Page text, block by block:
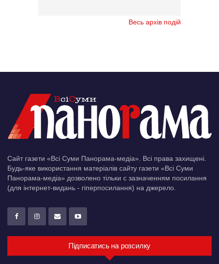
Весь архів подій
Сайт газети «Всі Суми Панорама-медіа». Всі права захищені.
Будь-яке використання матеріалів сайту газети «Всі Суми
Панорама-медіа» дозволено тільки c зазначенням посилання
(для інтернет-видань - гіперпосилання) на джерело.
Підписатись на розсилку